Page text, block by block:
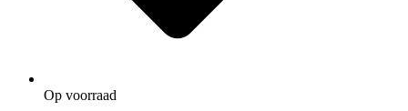
Op voorraad